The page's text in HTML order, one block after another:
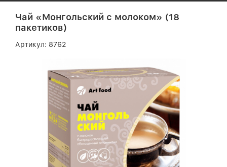
Чай «Монгольский с молоком» (18
пакетиков)
Артикул: 8762